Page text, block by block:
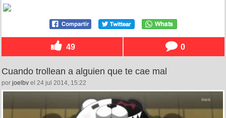
49 0
Cuando trollean a alguien que te cae mal
por joelbv el 24 jul 2014, 15:22